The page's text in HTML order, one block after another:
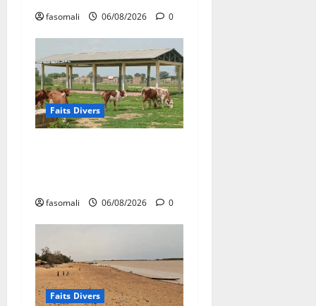
fasomali 06/08/2026 0
Faits Divers
fasomali 06/08/2026 0
Faits Divers